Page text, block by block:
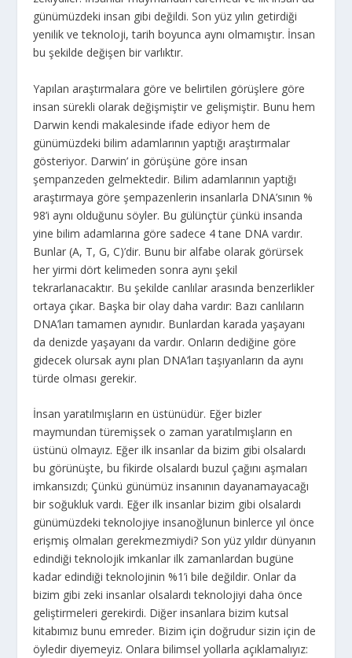
günümüzdeki insan gibi değildi. Son yüz yılın getirdiği
yenilik ve teknoloji, tarih boyunca aynı olmamıştır. İnsan
bu şekilde değişen bir varlıktır.
Yapılan araştırmalara göre ve belirtilen görüşlere göre
insan sürekli olarak değişmiştir ve gelişmiştir. Bunu hem
Darwin kendi makalesinde ifade ediyor hem de
günümüzdeki bilim adamlarının yaptığı araştırmalar
gösteriyor. Darwin’ in görüşüne göre insan
şempanzeden gelmektedir. Bilim adamlarının yaptığı
araştırmaya göre şempazenlerin insanlarla DNA’sının %
98’i aynı olduğunu söyler. Bu gülünçtür çünkü insanda
yine bilim adamlarına göre sadece 4 tane DNA vardır.
Bunlar (A, T, G, C)’dir. Bunu bir alfabe olarak görürsek
her yirmi dört kelimeden sonra aynı şekil
tekrarlanacaktır. Bu şekilde canlılar arasında benzerlikler
ortaya çıkar. Başka bir olay daha vardır: Bazı canlıların
DNA’ları tamamen aynıdır. Bunlardan karada yaşayanı
da denizde yaşayanı da vardır. Onların dediğine göre
gidecek olursak aynı plan DNA’ları taşıyanların da aynı
türde olması gerekir.
İnsan yaratılmışların en üstünüdür. Eğer bizler
maymundan türemişsek o zaman yaratılmışların en
üstünü olmayız. Eğer ilk insanlar da bizim gibi olsalardı
bu görünüşte, bu fikirde olsalardı buzul çağını aşmaları
imkansızdı; Çünkü günümüz insanının dayanamayacağı
bir soğukluk vardı. Eğer ilk insanlar bizim gibi olsalardı
günümüzdeki teknolojiye insanoğlunun binlerce yıl önce
erişmiş olmaları gerekmezmiydi? Son yüz yıldır dünyanın
edindiği teknolojik imkanlar ilk zamanlardan bugüne
kadar edindiği teknolojinin %1’i bile değildir. Onlar da
bizim gibi zeki insanlar olsalardı teknolojiyi daha önce
geliştirmeleri gerekirdi. Diğer insanlara bizim kutsal
kitabımız bunu emreder. Bizim için doğrudur sizin için de
öyledir diyemeyiz. Onlara bilimsel yollarla açıklamalıyız: